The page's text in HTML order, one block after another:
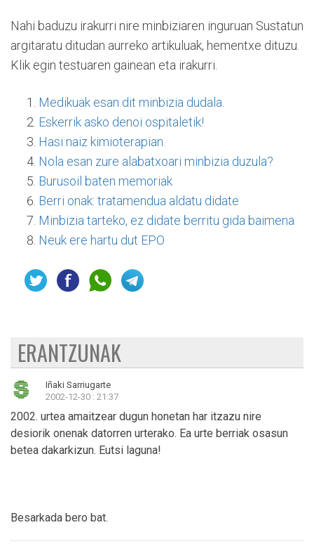
Nahi baduzu irakurri nire minbiziaren inguruan Sustatun
argitaratu ditudan aurreko artikuluak, hementxe dituzu.
Klik egin testuaren gainean eta irakurri.
Medikuak esan dit minbizia dudala.
Eskerrik asko denoi ospitaletik!
Hasi naiz kimioterapian.
Nola esan zure alabatxoari minbizia duzula?
Burusoil baten memoriak
Berri onak: tratamendua aldatu didate
Minbizia tarteko, ez didate berritu gida baimena
Neuk ere hartu dut EPO
ERANTZUNAK
Iñaki Sarriugarte
2002-12-30 : 21:37
2002. urtea amaitzear dugun honetan har itzazu nire
desiorik onenak datorren urterako. Ea urte berriak osasun
betea dakarkizun. Eutsi laguna!
Besarkada bero bat.